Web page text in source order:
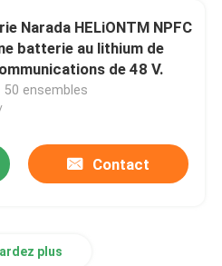
télécommunication
Narada HELiONTM NPFC
batterie au lithium de
de 48 V.
50 ensembles
Contact
plus